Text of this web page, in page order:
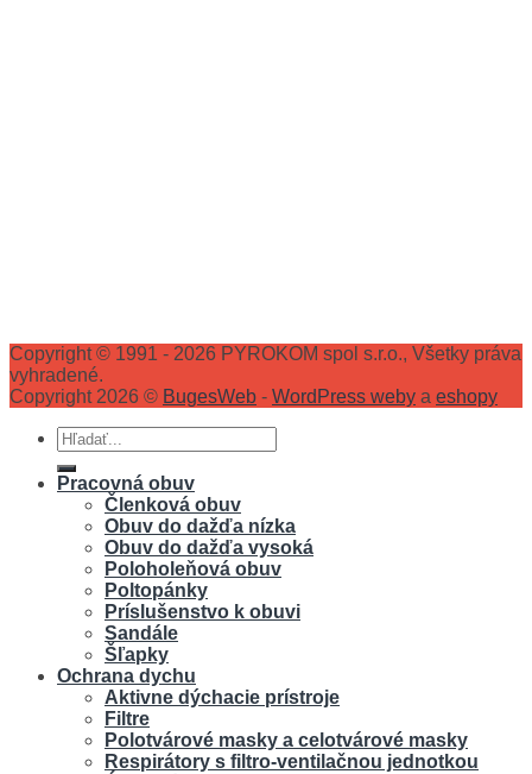
Copyright © 1991 - 2026 PYROKOM spol s.r.o., Všetky práva
vyhradené.
Copyright 2026 © BugesWeb - WordPress weby a eshopy
Hľadať:
Pracovná obuv
Členková obuv
Obuv do dažďa nízka
Obuv do dažďa vysoká
Poloholeňová obuv
Poltopánky
Príslušenstvo k obuvi
Sandále
Šľapky
Ochrana dychu
Aktivne dýchacie prístroje
Filtre
Polotvárové masky a celotvárové masky
Respirátory s filtro-ventilačnou jednotkou